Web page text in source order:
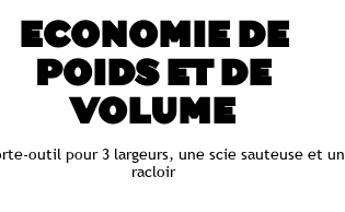
ECONOMIE DE
POIDS ET DE
VOLUME
outil pour 3 largeurs, une scie sauteuse et un
racloir